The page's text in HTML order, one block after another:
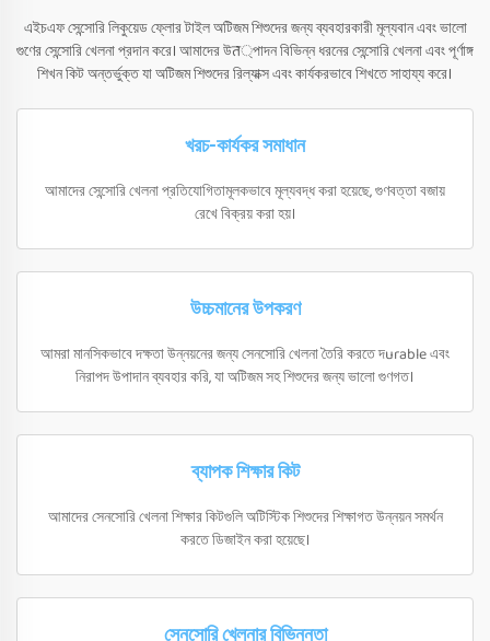
এইচএফ সেন্সোরি লিকুয়েড ফ্লোর টাইল অটিজম শিশুদের জন্য ব্যবহারকারী মূল্যবান এবং ভালো
গুণের সেন্সোরি খেলনা প্রদান করে। আমাদের উत্পাদন বিভিন্ন ধরনের সেন্সোরি খেলনা এবং পূর্ণাঙ্গ
শিখন কিট অন্তর্ভুক্ত যা অটিজম শিশুদের রিল্যাক্স এবং কার্যকরভাবে শিখতে সাহায্য করে।
খরচ-কার্যকর সমাধান
আমাদের সেন্সোরি খেলনা প্রতিযোগিতামূলকভাবে মূল্যবদ্ধ করা হয়েছে, গুণবত্তা বজায়
রেখে বিক্রয় করা হয়।
উচ্চমানের উপকরণ
আমরা মানসিকভাবে দক্ষতা উন্নয়নের জন্য সেনসোরি খেলনা তৈরি করতে দurable এবং
নিরাপদ উপাদান ব্যবহার করি, যা অটিজম সহ শিশুদের জন্য ভালো গুণগত।
ব্যাপক শিক্ষার কিট
আমাদের সেনসোরি খেলনা শিক্ষার কিটগুলি অটিস্টিক শিশুদের শিক্ষাগত উন্নয়ন সমর্থন
করতে ডিজাইন করা হয়েছে।
সেনসোরি খেলনার বিভিন্নতা